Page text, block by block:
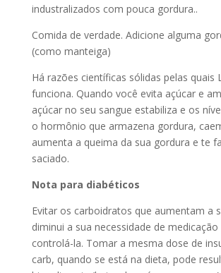
industralizados com pouca gordura..
Comida de verdade. Adicione alguma
(como manteiga)
Há razões científicas sólidas pelas quais
funciona. Quando você evita açúcar e
açúcar no seu sangue estabiliza e os
o hormônio que armazena gordura,
aumenta a queima da sua gordura e te
saciado.
Nota para diabéticos
Evitar os carboidratos que aumentam a
diminui a sua necessidade de medicação
controlá-la. Tomar a mesma dose de
carb, quando se está na dieta, pode